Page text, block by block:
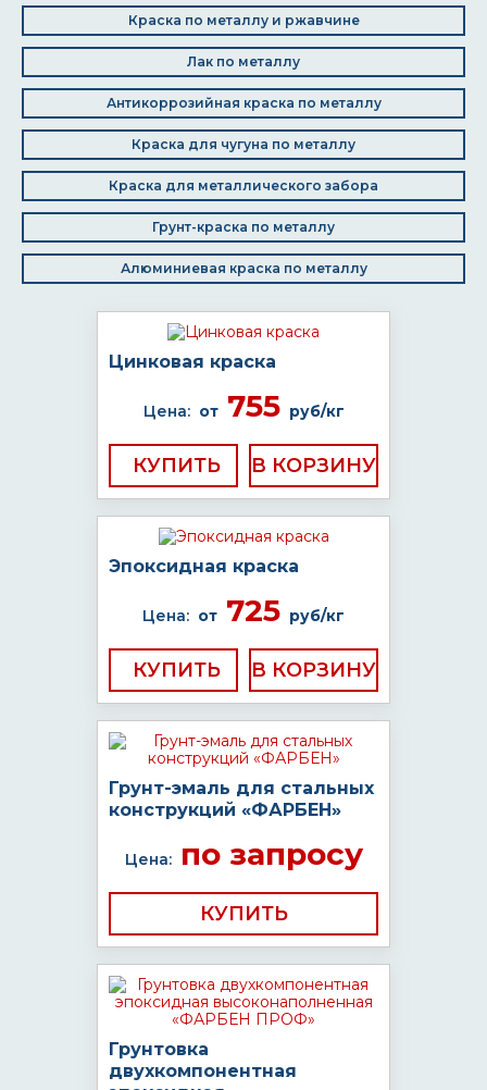
Краска по металлу и ржавчине
Лак по металлу
Антикоррозийная краска по металлу
Краска для чугуна по металлу
Краска для металлического забора
Грунт-краска по металлу
Алюминиевая краска по металлу
Цинковая краска
Цена: от755 руб/кг
КУПИТЬ
Эпоксидная краска
Цена: от 725 руб/кг
КУПИТЬ
Грунт-эмаль для стальных
конструкций «ФАРБЕН»
Цена:по запросу
КУПИТЬ
Грунтовка
двухкомпонентная